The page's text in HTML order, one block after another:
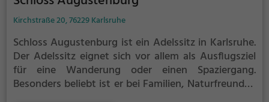
Kirchstraße 20, 76229 Karlsruhe
Schloss Augustenburg ist ein Adelssitz in Karlsruhe.
Der Adelssitz eignet sich vor allem als Ausflugsziel
für eine Wanderung oder einen Spaziergang.
Besonders beliebt ist er bei Familien, Naturfreunden